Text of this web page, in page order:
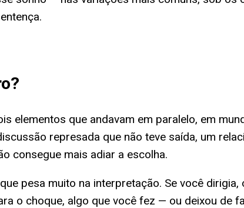
?
elementos que andavam em paralelo, em
represada que não teve saída, um
consegue mais adiar a escolha.
pesa muito na interpretação. Se você
o choque, algo que você fez — ou deixou de